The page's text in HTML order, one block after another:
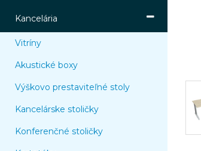
Kancelária
Vitríny
Akustické boxy
Výškovo prestaviteľné stoly
Kancelárske stoličky
Konferenčné stoličky